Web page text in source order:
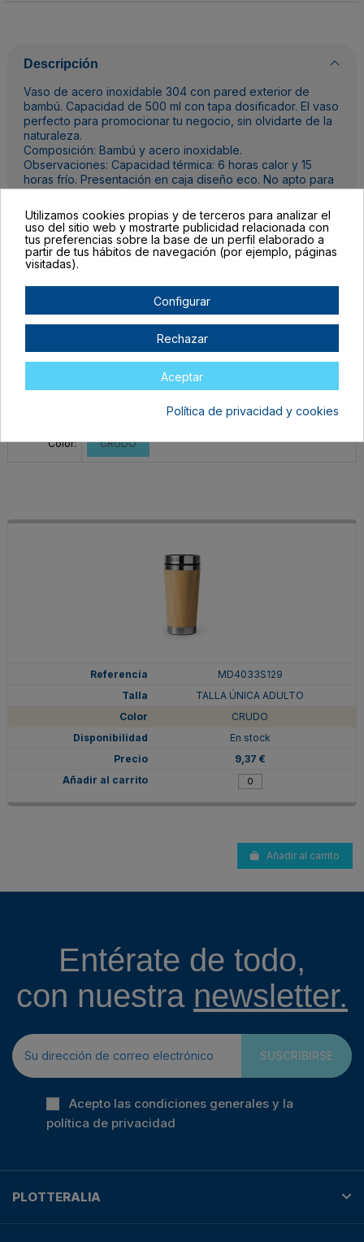
Descripción
Vaso de acero inoxidable 304 con pared exterior de
bambú. Capacidad de 500 ml con tapa dosificador. El vaso
perfecto para promocionar tu negocio, sin olvidarte de la
naturaleza.
Composición: Bambú y acero inoxidable.
Observaciones: Capacidad térmica: 6 horas calor y 15
horas frío. Presentación en caja diseño eco. No apto para
lavavajillas.
Detalles del producto
Completa las unidades por color, el botón para mandar tu pedido al
carrito lo encontrarás al final de la tabla.
Filtrar lista de variantes por:
TALLA ÚNICA ADULTO
Color: CRUDO
MD4033S129
TALLA ÚNICA ADULTO
CRUDO
En stock
9,37 €
Añadir al carrito
Entérate de todo,
con nuestra newsletter.
SUSCRIBIRSE
Acepto las condiciones generales y la
política de privacidad
PLOTTERALIA
Utilizamos cookies propias y de terceros para analizar el
uso del sitio web y mostrarte publicidad relacionada con
tus preferencias sobre la base de un perfil elaborado a
partir de tus hábitos de navegación (por ejemplo, páginas
visitadas).
Configurar
Rechazar
Aceptar
Política de privacidad y cookies